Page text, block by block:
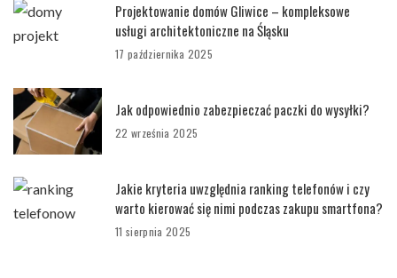
Projektowanie domów Gliwice – kompleksowe
usługi architektoniczne na Śląsku
17 października 2025
Jak odpowiednio zabezpieczać paczki do wysyłki?
22 września 2025
Jakie kryteria uwzględnia ranking telefonów i czy
warto kierować się nimi podczas zakupu smartfona?
11 sierpnia 2025